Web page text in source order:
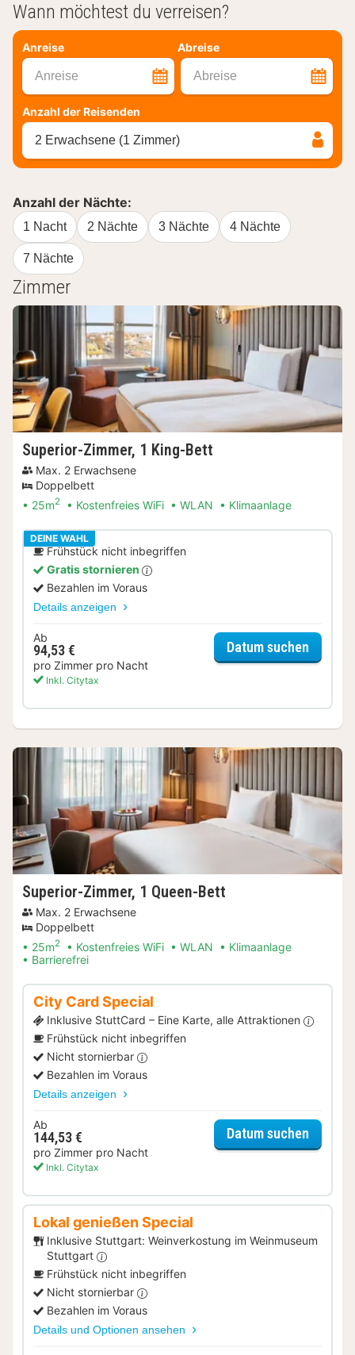
Wann möchtest du verreisen?
Anreise Abreise
Anreise Abreise
Anzahl der Reisenden
2 Erwachsene (1 Zimmer)
Anzahl der Nächte:
1 Nacht 2 Nächte 3 Nächte 4 Nächte
7 Nächte
Zimmer
Superior-Zimmer, 1 King-Bett
Max. 2 Erwachsene
Doppelbett
25m2 Kostenfreies WiFi WLAN Klimaanlage
DEINE WAHL
Frühstück nicht inbegriffen
Gratis stornieren
Bezahlen im Voraus
Details anzeigen
Ab
94,53 €
pro Zimmer pro Nacht
Inkl. Citytax
Datum suchen
Superior-Zimmer, 1 Queen-Bett
Max. 2 Erwachsene
Doppelbett
25m2 Kostenfreies WiFi WLAN
Klimaanlage
Barrierefrei
City Card Special
Inklusive StuttCard – Eine Karte, alle Attraktionen
Frühstück nicht inbegriffen
Nicht stornierbar
Bezahlen im Voraus
Details anzeigen
Ab
144,53 €
pro Zimmer pro Nacht
Inkl. Citytax
Datum suchen
Lokal genießen Special
Inklusive Stuttgart: Weinverkostung im Weinmuseum
Stuttgart
Frühstück nicht inbegriffen
Nicht stornierbar
Bezahlen im Voraus
Details und Optionen ansehen